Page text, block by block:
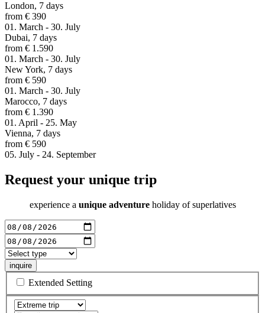
London, 7 days
from € 390
01. March - 30. July
Dubai, 7 days
from € 1.590
01. March - 30. July
New York, 7 days
from € 590
01. March - 30. July
Marocco, 7 days
from € 1.390
01. April - 25. May
Vienna, 7 days
from € 590
05. July - 24. September
Request your unique trip
experience a unique adventureholiday of superlatives
inquire
Extended Setting